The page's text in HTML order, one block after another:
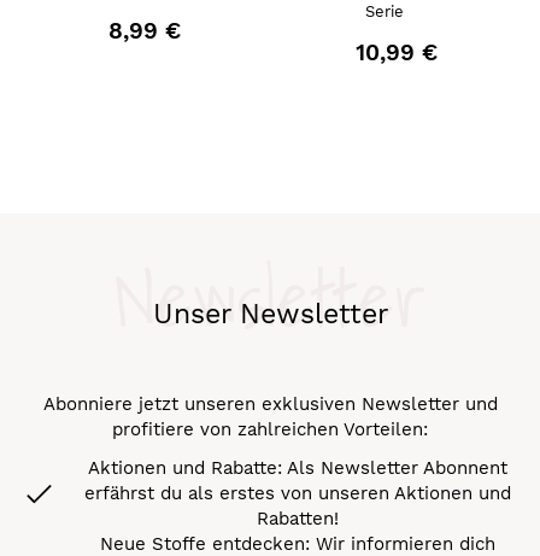
8,99 €
Serie
10,99 €
Unser Newsletter
Newsletter
Abonniere jetzt unseren exklusiven Newsletter und
profitiere von zahlreichen Vorteilen:
Aktionen und Rabatte: Als Newsletter Abonnent
erfährst du als erstes von unseren Aktionen und
Rabatten!
Neue Stoffe entdecken: Wir informieren dich